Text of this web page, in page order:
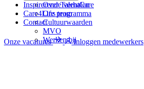
Over TalentCare
Ons team
Cultuurwaarden
MVO
Werken bij
Inspirerende verhalen
Care4Life programma
Contact
Onze vacatures Inloggen medewerkers